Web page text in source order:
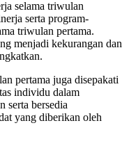
selama triwulan
serta program-
triwulan pertama.
menjadi kekurangan dan
pertama juga disepakati
individu dalam
serta bersedia
yang diberikan oleh